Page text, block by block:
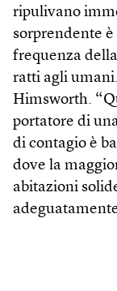
ripulivano
sorprendente è
frequenza
ratti agli
Himsworth.
portatore di
di contagio è
dove la
abitazioni